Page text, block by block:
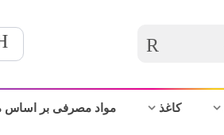
کاغذ مواد مصرفی بر اساس